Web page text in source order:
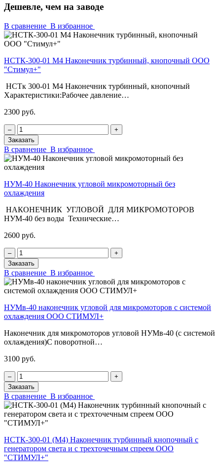
Дешевле, чем на заводе
В сравнение В избранное
НСТК-300-01 М4 Наконечник турбинный, кнопочный ООО
"Стимул+"
НСТк 300-01 М4 Наконечник турбинный, кнопочный
Характеристики:Рабочее давление…
2300 руб.
‒
+
Заказать
В сравнение В избранное
НУМ-40 Наконечник угловой микромоторный без
охлаждения
НАКОНЕЧНИК УГЛОВОЙ ДЛЯ МИКРОМОТОРОВ
НУМ-40 без воды Технические…
2600 руб.
‒
+
Заказать
В сравнение В избранное
НУМв-40 наконечник угловой для микромоторов с системой
охлаждения ООО СТИМУЛ+
Наконечник для микромоторов угловой НУМв-40 (с системой
охлаждения)С поворотной…
3100 руб.
‒
+
Заказать
В сравнение В избранное
НСТК-300-01 (М4) Наконечник турбинный кнопочный с
генератором света и с трехточечным спреем ООО
"СТИМУЛ+"